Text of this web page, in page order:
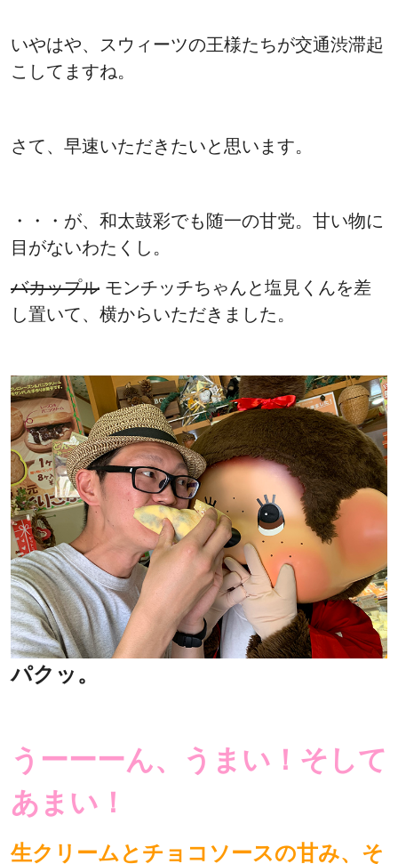
いやはや、スウィーツの王様たちが交通渋滞起
こしてますね。
さて、早速いただきたいと思います。
・・・が、和太鼓彩でも随一の甘党。甘い物に
目がないわたくし。
バカップル モンチッチちゃんと塩見くんを差
し置いて、横からいただきました。
パクッ。
うーーーん、うまい！そして
あまい！
生クリームとチョコソースの甘み、そ